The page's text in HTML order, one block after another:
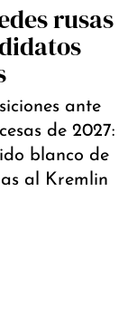
rusas
ante
de 2027:
blanco de
al Kremlin